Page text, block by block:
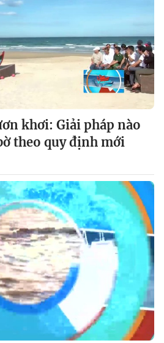
khơi: Giải pháp nào
theo quy định mới